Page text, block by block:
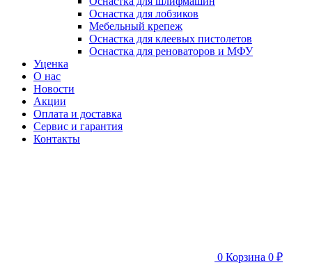
Оснастка для лобзиков
Мебельный крепеж
Оснастка для клеевых пистолетов
Оснастка для реноваторов и МФУ
Уценка
О нас
Новости
Акции
Оплата и доставка
Сервис и гарантия
Контакты
0 Корзина 0 ₽